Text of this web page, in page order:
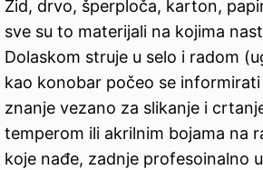
Zid, drvo, šperploča, karton,
sve su to materijali na kojima
Dolaskom struje u selo i radom
kao konobar počeo se
znanje vezano za slikanje i
temperom ili akrilnim bojama na
koje nađe, zadnje profesoinalno